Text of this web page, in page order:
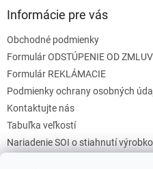
Informácie pre vás
Obchodné podmienky
Formulár ODSTÚPENIE OD
Formulár REKLÁMACIE
Podmienky ochrany osobných
Kontaktujte nás
Tabuľka veľkostí
Nariadenie SOI o stiahnutí